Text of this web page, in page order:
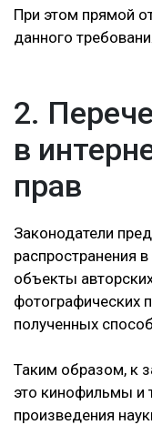
При этом прямой
данного
2.
в
прав
Законодатели
распространения
объекты
фотографических
полученных
Таким образом, к
это кинофильмы и
произведения